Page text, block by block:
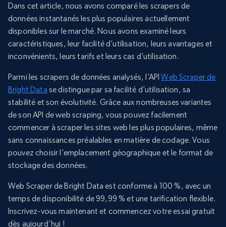
Dans cet article, nous avons comparé les scrapers de
données instantanés les plus populaires actuellement
disponibles sur le marché. Nous avons examiné leurs
caractéristiques, leur facilité d’utilisation, leurs avantages et
inconvénients, leurs tarifs et leurs cas d’utilisation.
Parmi les scrapers de données analysés, l’APIWeb Scraper de
Bright Data se distingue par sa facilité d’utilisation, sa
stabilité et son évolutivité. Grâce aux nombreuses variantes
de son API de web scraping, vous pouvez facilement
commencer à scraper les sites web les plus populaires, même
sans connaissances préalables en matière de codage. Vous
pouvez choisir l’emplacement géographique et le format de
stockage des données.
Web Scraper de Bright Data est conforme à 100 %, avec un
temps de disponibilité de 99,99 % et une tarification flexible.
Inscrivez-vous maintenant et commencez votre essai gratuit
dès aujourd’hui !